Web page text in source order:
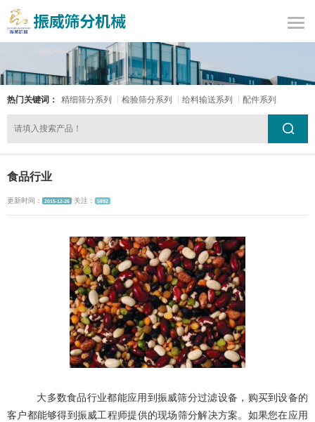
热门关键词： 精细筛分系列 检验筛分系列 给料输送系列 配件系列
食品行业
更新时间： 2015-12-26 关注： 5892
大多数食品行业都能应用到振威筛分过滤设备，购买到设备的
客户都能够得到振威工程师提供的现场筛分解决方案。如果您在应用